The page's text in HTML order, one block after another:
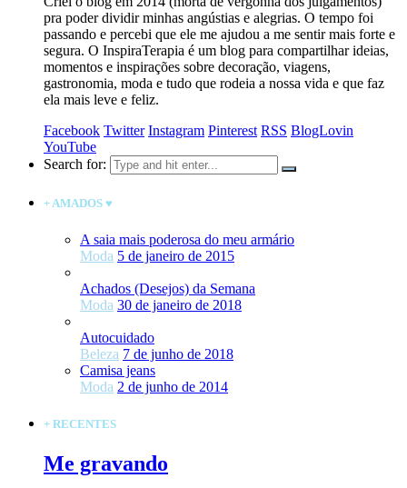
pra poder dividir minhas angústias e alegrias. O tempo foi
passando e percebi que ele me ajudou a me sentir mais forte e
segura. O InspiraTerapia é um blog para compartilhar ideias,
momentos e inspirações sobre decoração, viagens,
gastronomia, moda e tudo que rodeia a nossa vida e que faz
ela mais leve e feliz.
Facebook Twitter Instagram Pinterest RSS BlogLovin
YouTube
Search for:
+ AMADOS ♥
A saia mais poderosa do meu armário
Moda 5 de janeiro de 2015
Achados (Desejos) da Semana
Moda 30 de janeiro de 2018
Autocuidado
Beleza 7 de junho de 2018
Camisa jeans
Moda 2 de junho de 2014
+ RECENTES
Me gravando